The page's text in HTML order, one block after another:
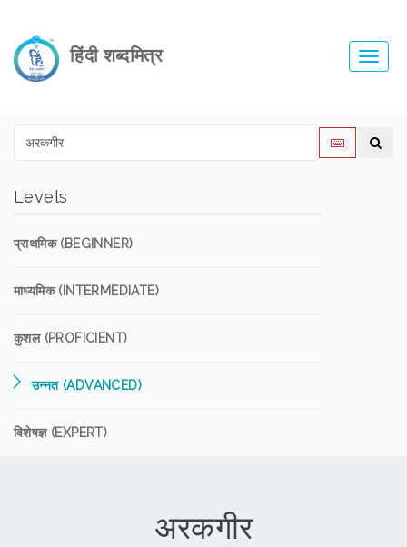
हिंदी शब्दमित्र
Levels
प्राथमिक (BEGINNER)
माध्यमिक (INTERMEDIATE)
कुशल (PROFICIENT)
उन्नत (ADVANCED)
विशेषज्ञ (EXPERT)
अरकगीर